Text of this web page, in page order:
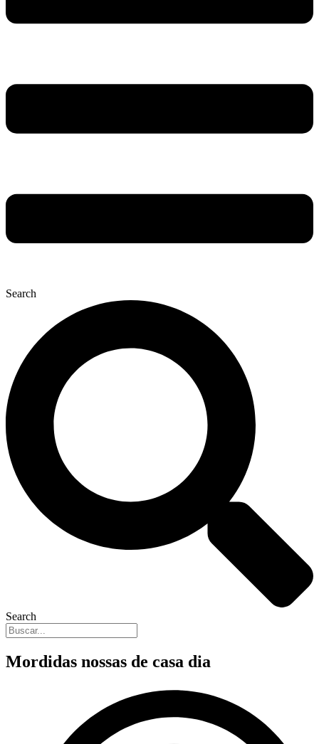
Search
Search
Mordidas nossas de casa dia